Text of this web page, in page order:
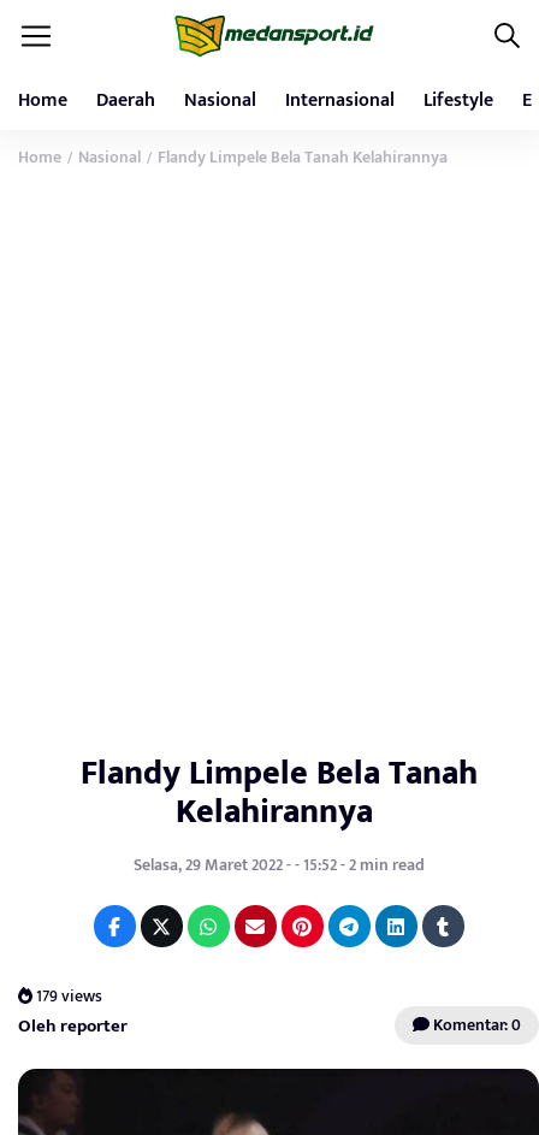
Home Daerah Nasional Internasional Lifestyle
Home / Nasional / Flandy Limpele Bela Tanah Kelahirannya
Flandy Limpele Bela Tanah
Kelahirannya
Selasa, 29 Maret 2022 - - 15:52 - 2 min read
179 views
Oleh reporter Komentar: 0